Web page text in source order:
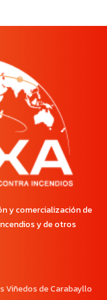
y comercialización de
y de otros
Viñedos de Carabayllo